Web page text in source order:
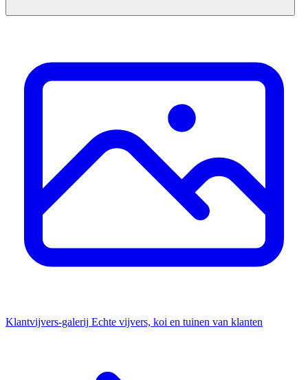
Klantvijvers-galerij Echte vijvers, koi en tuinen van klanten